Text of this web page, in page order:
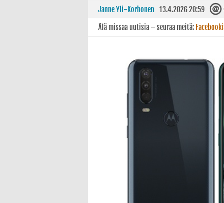
Janne Yli-Korhonen 13.4.2026 20:59
Älä missaa uutisia – seuraa meitä: